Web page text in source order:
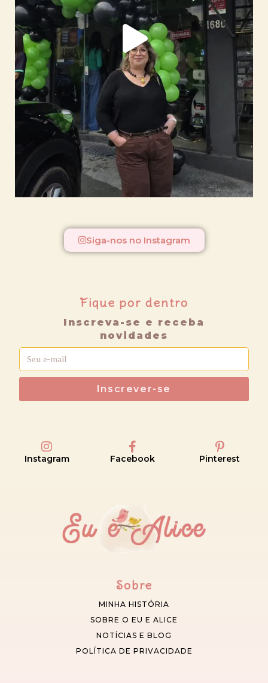
Siga-nos no Instagram
Fique por dentro
Inscreva-se e receba
novidades
Inscrever-se
Instagram Facebook Pinterest
Sobre
MINHA HISTÓRIA
SOBRE O EU E ALICE
NOTÍCIAS E BLOG
POLÍTICA DE PRIVACIDADE